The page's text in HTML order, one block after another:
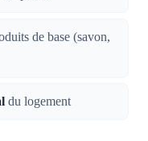
de base (savon,
du logement